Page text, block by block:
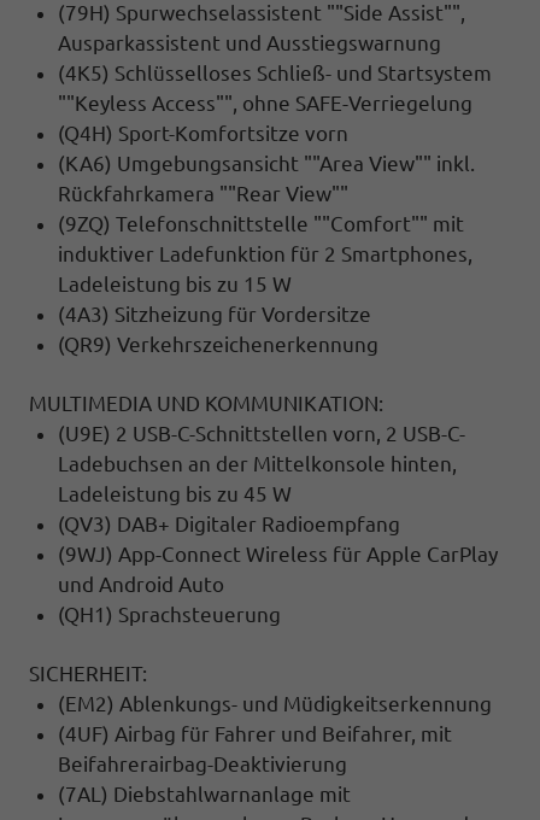
(79H) Spurwechselassistent ""Side Assist"",
Ausparkassistent und Ausstiegswarnung
(4K5) Schlüsselloses Schließ- und Startsystem
""Keyless Access"", ohne SAFE-Verriegelung
(Q4H) Sport-Komfortsitze vorn
(KA6) Umgebungsansicht ""Area View"" inkl.
Rückfahrkamera ""Rear View""
(9ZQ) Telefonschnittstelle ""Comfort"" mit
induktiver Ladefunktion für 2 Smartphones,
Ladeleistung bis zu 15 W
(4A3) Sitzheizung für Vordersitze
(QR9) Verkehrszeichenerkennung
MULTIMEDIA UND KOMMUNIKATION:
(U9E) 2 USB-C-Schnittstellen vorn, 2 USB-C-
Ladebuchsen an der Mittelkonsole hinten,
Ladeleistung bis zu 45 W
(QV3) DAB+ Digitaler Radioempfang
(9WJ) App-Connect Wireless für Apple CarPlay
und Android Auto
(QH1) Sprachsteuerung
SICHERHEIT:
(EM2) Ablenkungs- und Müdigkeitserkennung
(4UF) Airbag für Fahrer und Beifahrer, mit
Beifahrerairbag-Deaktivierung
(7AL) Diebstahlwarnanlage mit